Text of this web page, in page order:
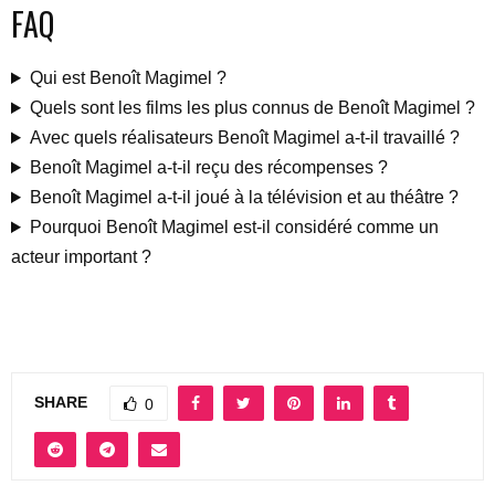
FAQ
Qui est Benoît Magimel ?
Quels sont les films les plus connus de Benoît Magimel ?
Avec quels réalisateurs Benoît Magimel a-t-il travaillé ?
Benoît Magimel a-t-il reçu des récompenses ?
Benoît Magimel a-t-il joué à la télévision et au théâtre ?
Pourquoi Benoît Magimel est-il considéré comme un
acteur important ?
SHARE 0